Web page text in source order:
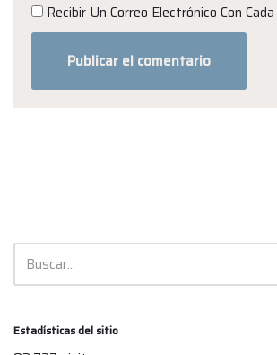
Recibir Un Correo Electrónico Con
Estadísticas del sitio